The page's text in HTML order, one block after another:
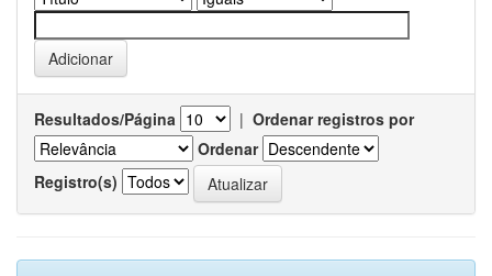
Resultados/Página | Ordenar registros por
Ordenar
Registro(s)